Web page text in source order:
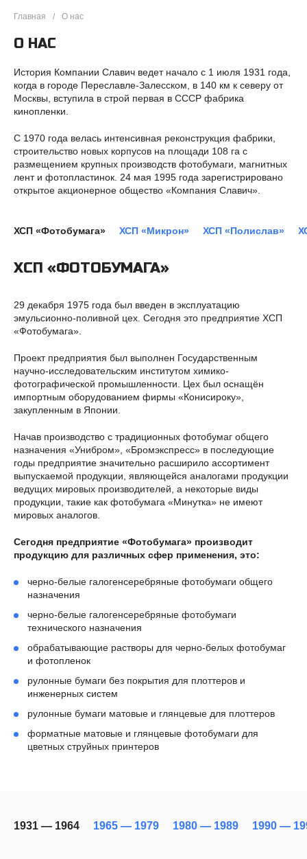
Главная О нас
О НАС
История Компании Славич ведет начало с 1 июля 1931 года,
когда в городе Переславле-Залесском, в 140 км к северу от
Москвы, вступила в строй первая в CCCP фабрика
кинопленки.
С 1970 года велась интенсивная реконструкция фабрики,
строительство новых корпусов на площади 108 га с
размещением крупных производств фотобумаги, магнитных
лент и фотопластинок. 24 мая 1995 года зарегистрировано
открытое акционерное общество «Компания Славич».
ХСП «Фотобумага» ХСП «Микрон» ХСП «Полислав»
ХСП «ФОТОБУМАГА»
29 декабря 1975 года был введен в эксплуатацию
эмульсионно-поливной цех. Сегодня это предприятие ХСП
«Фотобумага».
Проект предприятия был выполнен Государственным
научно-исследовательским институтом химико-
фотографической промышленности. Цех был оснащён
импортным оборудованием фирмы «Конисироку»,
закупленным в Японии.
Начав производство с традиционных фотобумаг общего
назначения «Унибром», «Бромэкспресс» в последующие
годы предприятие значительно расширило ассортимент
выпускаемой продукции, являющейся аналогами продукции
ведущих мировых производителей, а некоторые виды
продукции, такие как фотобумага «Минутка» не имеют
мировых аналогов.
Сегодня предприятие «Фотобумага» производит
продукцию для различных сфер применения, это:
черно-белые галогенсеребряные фотобумаги общего
назначения
черно-белые галогенсеребряные фотобумаги
технического назначения
обрабатывающие растворы для черно-белых фотобумаг
и фотопленок
рулонные бумаги без покрытия для плоттеров и
инженерных систем
рулонные бумаги матовые и глянцевые для плоттеров
форматные матовые и глянцевые фотобумаги для
цветных струйных принтеров
1931 — 1964 1965 — 1979 1980 — 1989 1990 —